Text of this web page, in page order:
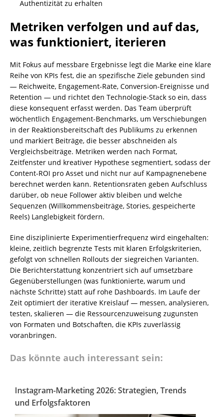
Authentizität zu erhalten
Metriken verfolgen und auf das,
was funktioniert, iterieren
Mit Fokus auf messbare Ergebnisse legt die Marke eine klare
Reihe von KPIs fest, die an spezifische Ziele gebunden sind
— Reichweite, Engagement-Rate, Conversion-Ereignisse und
Retention — und richtet den Technologie-Stack so ein, dass
diese konsequent erfasst werden. Das Team überprüft
wöchentlich Engagement-Benchmarks, um Verschiebungen
in der Reaktionsbereitschaft des Publikums zu erkennen
und markiert Beiträge, die besser abschneiden als
Vergleichsbeiträge. Metriken werden nach Format,
Zeitfenster und kreativer Hypothese segmentiert, sodass der
Content-ROI pro Asset und nicht nur auf Kampagnenebene
berechnet werden kann. Retentionsraten geben Aufschluss
darüber, ob neue Follower aktiv bleiben und welche
Sequenzen (Willkommensbeiträge, Stories, gespeicherte
Reels) Langlebigkeit fördern.
Eine disziplinierte Experimentierfrequenz wird eingehalten:
kleine, zeitlich begrenzte Tests mit klaren Erfolgskriterien,
gefolgt von schnellen Rollouts der siegreichen Varianten.
Die Berichterstattung konzentriert sich auf umsetzbare
Gegenüberstellungen (was funktionierte, warum und
nächste Schritte) statt auf rohe Dashboards. Im Laufe der
Zeit optimiert der iterative Kreislauf — messen, analysieren,
testen, skalieren — die Ressourcenzuweisung zugunsten
von Formaten und Botschaften, die KPIs zuverlässig
voranbringen.
Das könnte auch interessant sein:
Instagram-Marketing 2026: Strategien, Trends
und Erfolgsfaktoren